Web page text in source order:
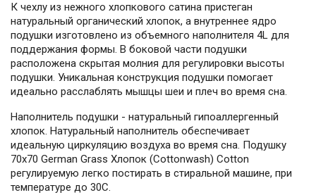
К чехлу из нежного хлопкового сатина пристеган
натуральный органический хлопок, а внутреннее ядро
подушки изготовлено из объемного наполнителя 4L для
поддержания формы. В боковой части подушки
расположена скрытая молния для регулировки высоты
подушки. Уникальная конструкция подушки помогает
идеально расслаблять мышцы шеи и плеч во время сна.
Наполнитель подушки - натуральный гипоаллергенный
хлопок. Натуральный наполнитель обеспечивает
идеальную циркуляцию воздуха во время сна. Подушку
70х70 German Grass Хлопок (Cottonwash) Cotton
регулируемую легко постирать в стиральной машине, при
температуре до 30С.